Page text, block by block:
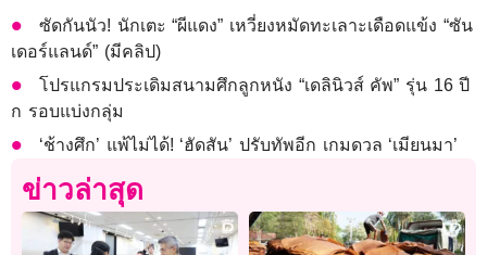
ซัดกันนัว! นักเตะ “ผีแดง” เหวี่ยงหมัดทะเลาะเดือดแข้ง “ซัน
เดอร์แลนด์” (มีคลิป)
โปรแกรมประเดิมสนามศึกลูกหนัง “เดลินิวส์ คัพ” รุ่น 16 ปี
ก รอบแบ่งกลุ่ม
‘ช้างศึก’ แพ้ไม่ได้! ‘ฮัดสัน’ ปรับทัพอีก เกมดวล ‘เมียนมา’
ข่าวล่าสุด